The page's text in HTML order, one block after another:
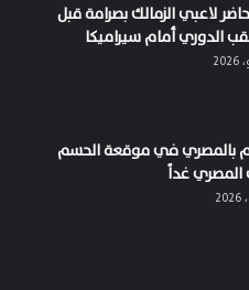
لاعبي الزمالك بصرامة قبل
الدوري أمام سيراميكا
بالمصري في موقعة الحسم
المصري غداً